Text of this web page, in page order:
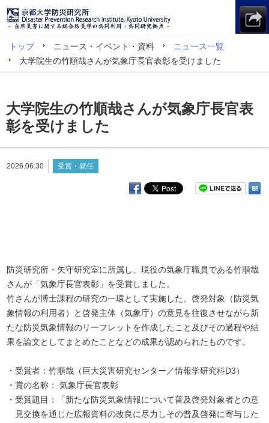
トップ ニュース・イベント・資料
ニュース一覧
大学院生の竹順哉さんが気象庁長官表彰を受けました
大学院生の竹順哉さんが気象庁長官表
彰を受けました
2026.06.30 受賞・就任
防災研究所・矢守研究室に所属し、現役の気象庁職員である竹順哉
さんが「気象庁長官表彰」を受賞しました。
竹さんが博士課程の研究の一環として実施した、啓発対象（防災気
象情報の利用者）と啓発主体（気象庁）の意見を往復させながら新
たな防災気象情報のリーフレットを作成したこと及びその過程や結
果を論文としてまとめたことなどの成果が認められたものです。
受賞者：竹順哉（巨大災害研究センター／情報学研究科D3）
賞の名称： 気象庁長官表彰
受賞題目：「新たな防災気象情報について普及啓発対象者との意
見交換を通じた広報資料の改良に尽力しその普及啓発に寄与した